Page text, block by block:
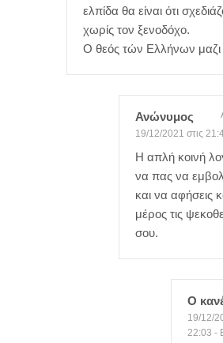
ελπίδα θα είναι ότι
χωρίς τον ξενοδόχο.
Ο θεός τών Ελλήνων μαζι
Ανώνυμος
19/12/2021 στις
Η απλή κοινή
να πας να
και να αφήσεις
μέρος τις
σου.
Ο
19/12/
22:03 -